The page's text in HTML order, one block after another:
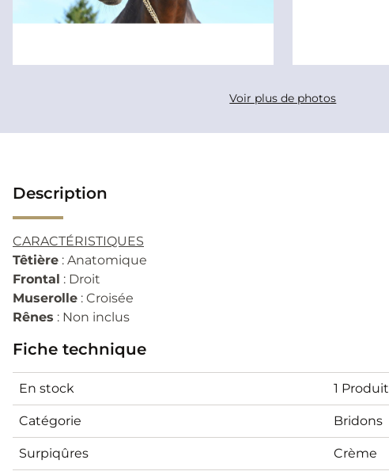
Voir plus de photos
Description
CARACTÉRISTIQUES
Têtière : Anatomique
Frontal : Droit
Muserolle : Croisée
Rênes : Non inclus
Fiche technique
En stock 1 Produit
Catégorie Bridons
Surpiqûres Crème